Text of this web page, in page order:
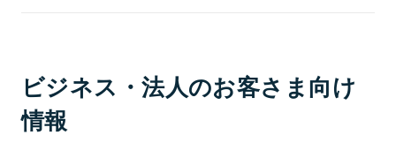
ビジネス・法人のお客さま向け
情報